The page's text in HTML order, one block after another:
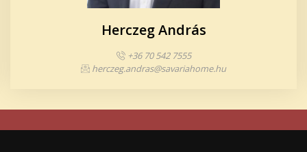
Herczeg András
+36 70 542 7555
herczeg.andras@savariahome.hu